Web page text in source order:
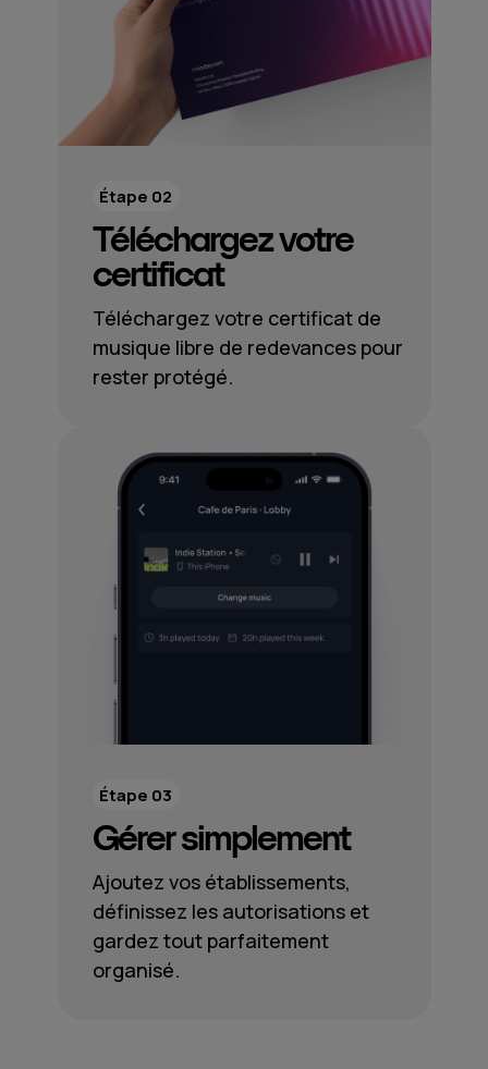
Téléchargez votre
certificat
Téléchargez votre certificat de
musique libre de redevances pour
rester protégé.
Étape 02
Gérer simplement
Ajoutez vos établissements,
définissez les autorisations et
gardez tout parfaitement
organisé.
Étape 03